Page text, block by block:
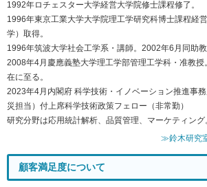
1992年ロチェスター大学経営大学院修士課程修了。
1996年東京工業大学大学院理工学研究科博士課程経
学）取得。
1996年筑波大学社会工学系・講師。2002年6月同助教
2008年4月慶應義塾大学理工学部管理工学科・准教
在に至る。
2023年4月内閣府 科学技術・イノベーション推進事
災担当）付上席科学技術政策フェロー（非常勤）
研究分野は応用統計解析、品質管理、マーケティング
≫鈴木研究
顧客満足度について